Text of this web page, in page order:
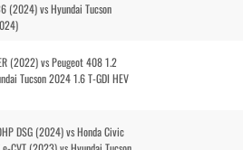
(2024) vs Hyundai Tucson
(2022) vs Peugeot 408 1.2
Tucson 2024 1.6 T-GDI HEV
DSG (2024) vs Honda Civic